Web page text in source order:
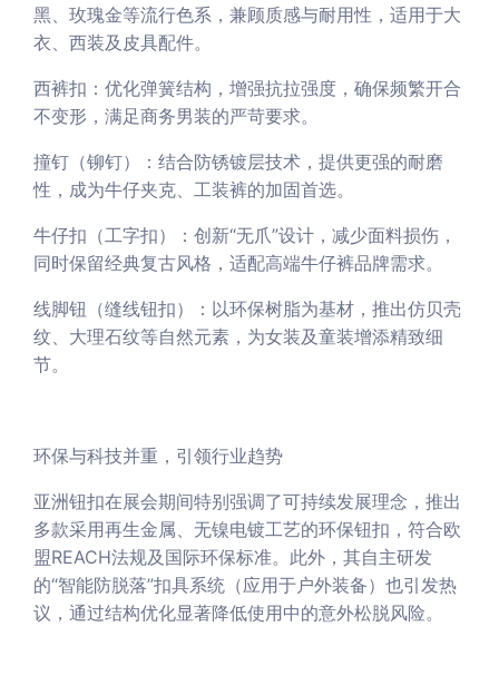
黑、玫瑰金等流行色系，兼顾质感与耐用性，适用于大
衣、西装及皮具配件。
西裤扣：优化弹簧结构，增强抗拉强度，确保频繁开合
不变形，满足商务男装的严苛要求。
撞钉（铆钉）：结合防锈镀层技术，提供更强的耐磨
性，成为牛仔夹克、工装裤的加固首选。
牛仔扣（工字扣）：创新“无爪”设计，减少面料损伤，
同时保留经典复古风格，适配高端牛仔裤品牌需求。
线脚钮（缝线钮扣）：以环保树脂为基材，推出仿贝壳
纹、大理石纹等自然元素，为女装及童装增添精致细
节。
环保与科技并重，引领行业趋势
亚洲钮扣在展会期间特别强调了可持续发展理念，推出
多款采用再生金属、无镍电镀工艺的环保钮扣，符合欧
盟REACH法规及国际环保标准。此外，其自主研发
的“智能防脱落”扣具系统（应用于户外装备）也引发热
议，通过结构优化显著降低使用中的意外松脱风险。